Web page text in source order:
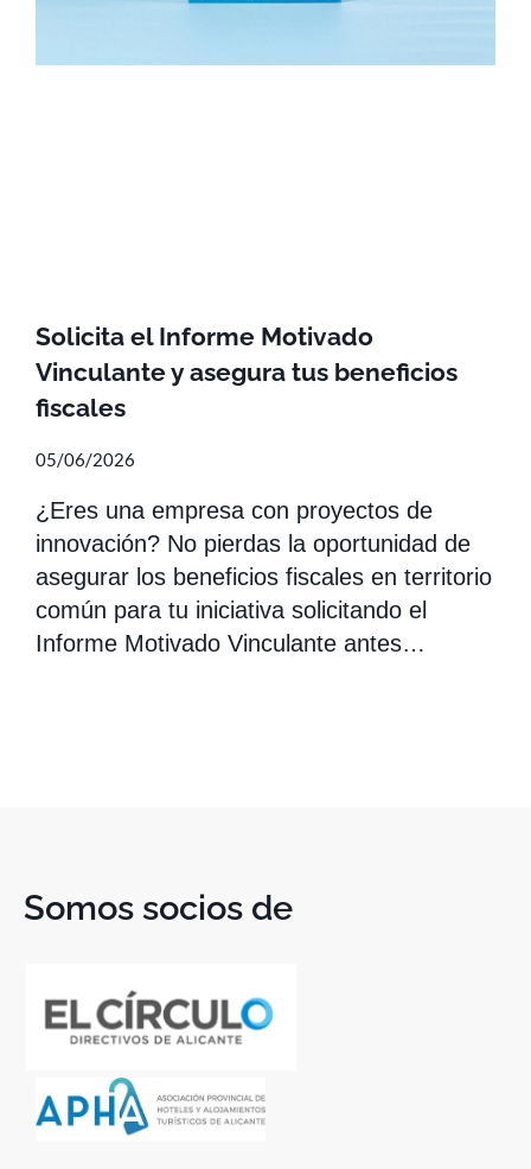
Solicita el Informe Motivado
Vinculante y asegura tus beneficios
fiscales
05/06/2026
¿Eres una empresa con proyectos de
innovación? No pierdas la oportunidad de
asegurar los beneficios fiscales en territorio
común para tu iniciativa solicitando el
Informe Motivado Vinculante antes…
Somos socios de